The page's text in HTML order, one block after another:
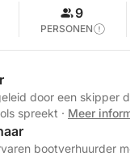
9
PERSONEN
door een skipper
spreekt · Meer
bootverhuurder